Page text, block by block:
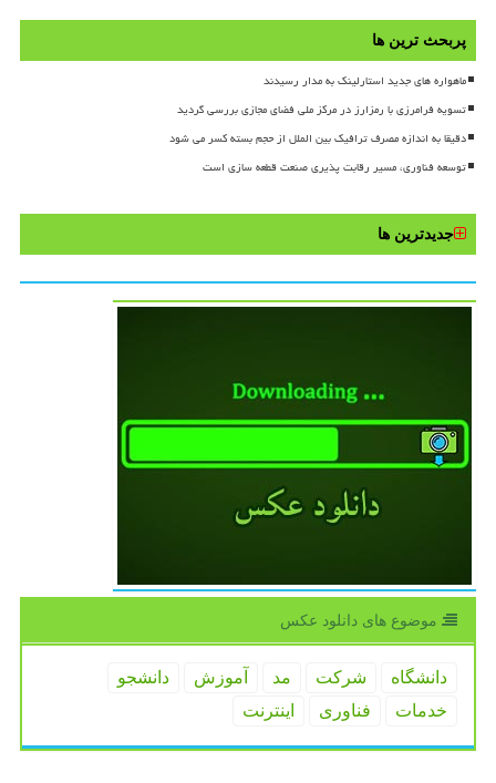
پربحث ترین ها
ماهواره های جدید استارلینک به مدار رسیدند
تسویه فرامرزی با رمزارز در مرکز ملی فضای مجازی بررسی گردید
دقیقا به اندازه مصرف ترافیک بین الملل از حجم بسته کسر می شود
توسعه فناوری، مسیر رقابت پذیری صنعت قطعه سازی است
جدیدترین ها
موضوع های دانلود عكس
دانشگاه شركت مد آموزش
دانشجو
خدمات
فناوری اینترنت